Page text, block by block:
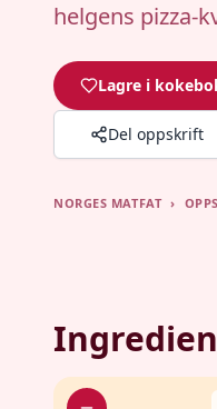
helgens pizza-
Lagre i
Del oppskrift
NORGES MATFAT ›